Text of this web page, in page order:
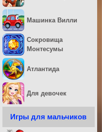
Машинка Вилли
Сокровища
Монтесумы
Атлантида
Для девочек
Игры для мальчиков